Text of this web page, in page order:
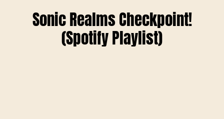
Sonic Realms Checkpoint!
(Spotify Playlist)